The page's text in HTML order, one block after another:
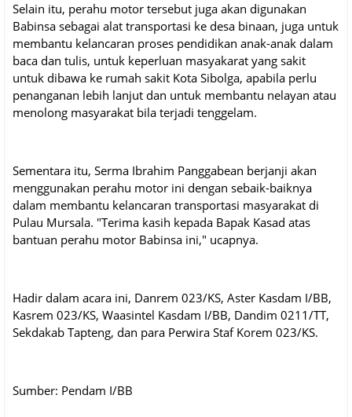
Selain itu, perahu motor tersebut juga akan digunakan
Babinsa sebagai alat transportasi ke desa binaan, juga untuk
membantu kelancaran proses pendidikan anak-anak dalam
baca dan tulis, untuk keperluan masyakarat yang sakit
untuk dibawa ke rumah sakit Kota Sibolga, apabila perlu
penanganan lebih lanjut dan untuk membantu nelayan atau
menolong masyarakat bila terjadi tenggelam.
Sementara itu, Serma Ibrahim Panggabean berjanji akan
menggunakan perahu motor ini dengan sebaik-baiknya
dalam membantu kelancaran transportasi masyarakat di
Pulau Mursala. "Terima kasih kepada Bapak Kasad atas
bantuan perahu motor Babinsa ini," ucapnya.
Hadir dalam acara ini, Danrem 023/KS, Aster Kasdam I/BB,
Kasrem 023/KS, Waasintel Kasdam I/BB, Dandim 0211/TT,
Sekdakab Tapteng, dan para Perwira Staf Korem 023/KS.
Sumber: Pendam I/BB